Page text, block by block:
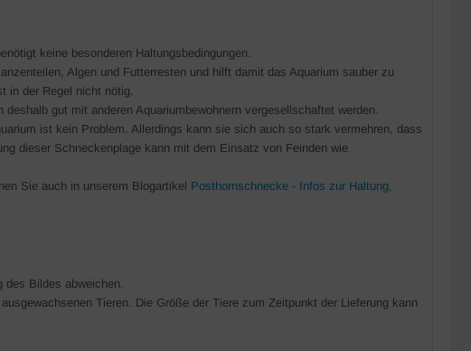
keine besonderen Haltungsbedingungen.
Algen und Futterresten und hilft damit das Aquarium sauber zu
in der Regel nicht nötig.
gut mit anderen Aquariumbewohnern vergesellschaftet werden.
ist kein Problem. Allerdings kann sie sich auch so stark vermehren, dass
dieser Schneckenplage kann mit dem Einsatz von Feinden wie
Sie auch in unserem Blogartikel Posthornschnecke - Infos zur Haltung,
des Bildes abweichen.
Tieren. Die Größe der Tiere zum Zeitpunkt der Lieferung kann